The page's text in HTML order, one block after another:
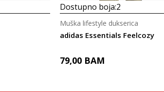
Dostupno boja:2
adidas Essentials Feelcozy
Muška lifestyle dukserica
79,00 BAM